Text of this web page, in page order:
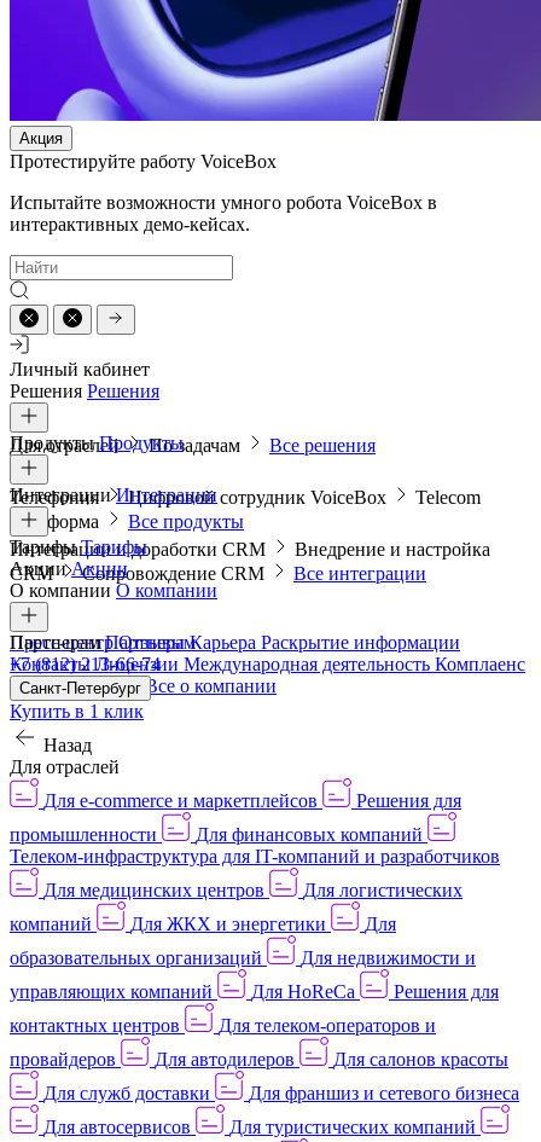
Акция
Протестируйте работу VoiceBox
Испытайте возможности умного робота VoiceBox в
интерактивных демо-кейсах.
Личный кабинет
Решения Решения
Для отраслей По задачам Все решения
ПродуктыПродукты
Телефония Цифровой сотрудник VoiceBox
Telecom
платформа
Все продукты
ИнтеграцииИнтеграции
Интеграции и доработки CRM
Внедрение и настройка
CRM
Сопровождение CRM Все интеграции
ТарифыТарифы
АкцииАкции
О компании О компании
Пресс-центрОтзывыКарьера Раскрытие информации
КонтактыЛицензии Международная деятельность Комплаенс
и деловая этика Все о компании
ПартнерамПартнерам
+7 (812) 213-66-74
Санкт-Петербург
Купить в 1 клик
Назад
Для отраслей
Для e-commerce и маркетплейсов
Решения для
промышленности
Для финансовых компаний
Телеком-инфраструктура для IT-компаний и разработчиков
Для медицинских центров
Для логистических
компаний
Для ЖКХ и энергетики
Для
образовательных организаций
Для недвижимости и
управляющих компаний
Для HoReCa
Решения для
контактных центров
Для телеком-операторов и
провайдеров
Для автодилеров
Для салонов красоты
Для служб доставки
Для франшиз и сетевого бизнеса
Для автосервисов
Для туристических компаний